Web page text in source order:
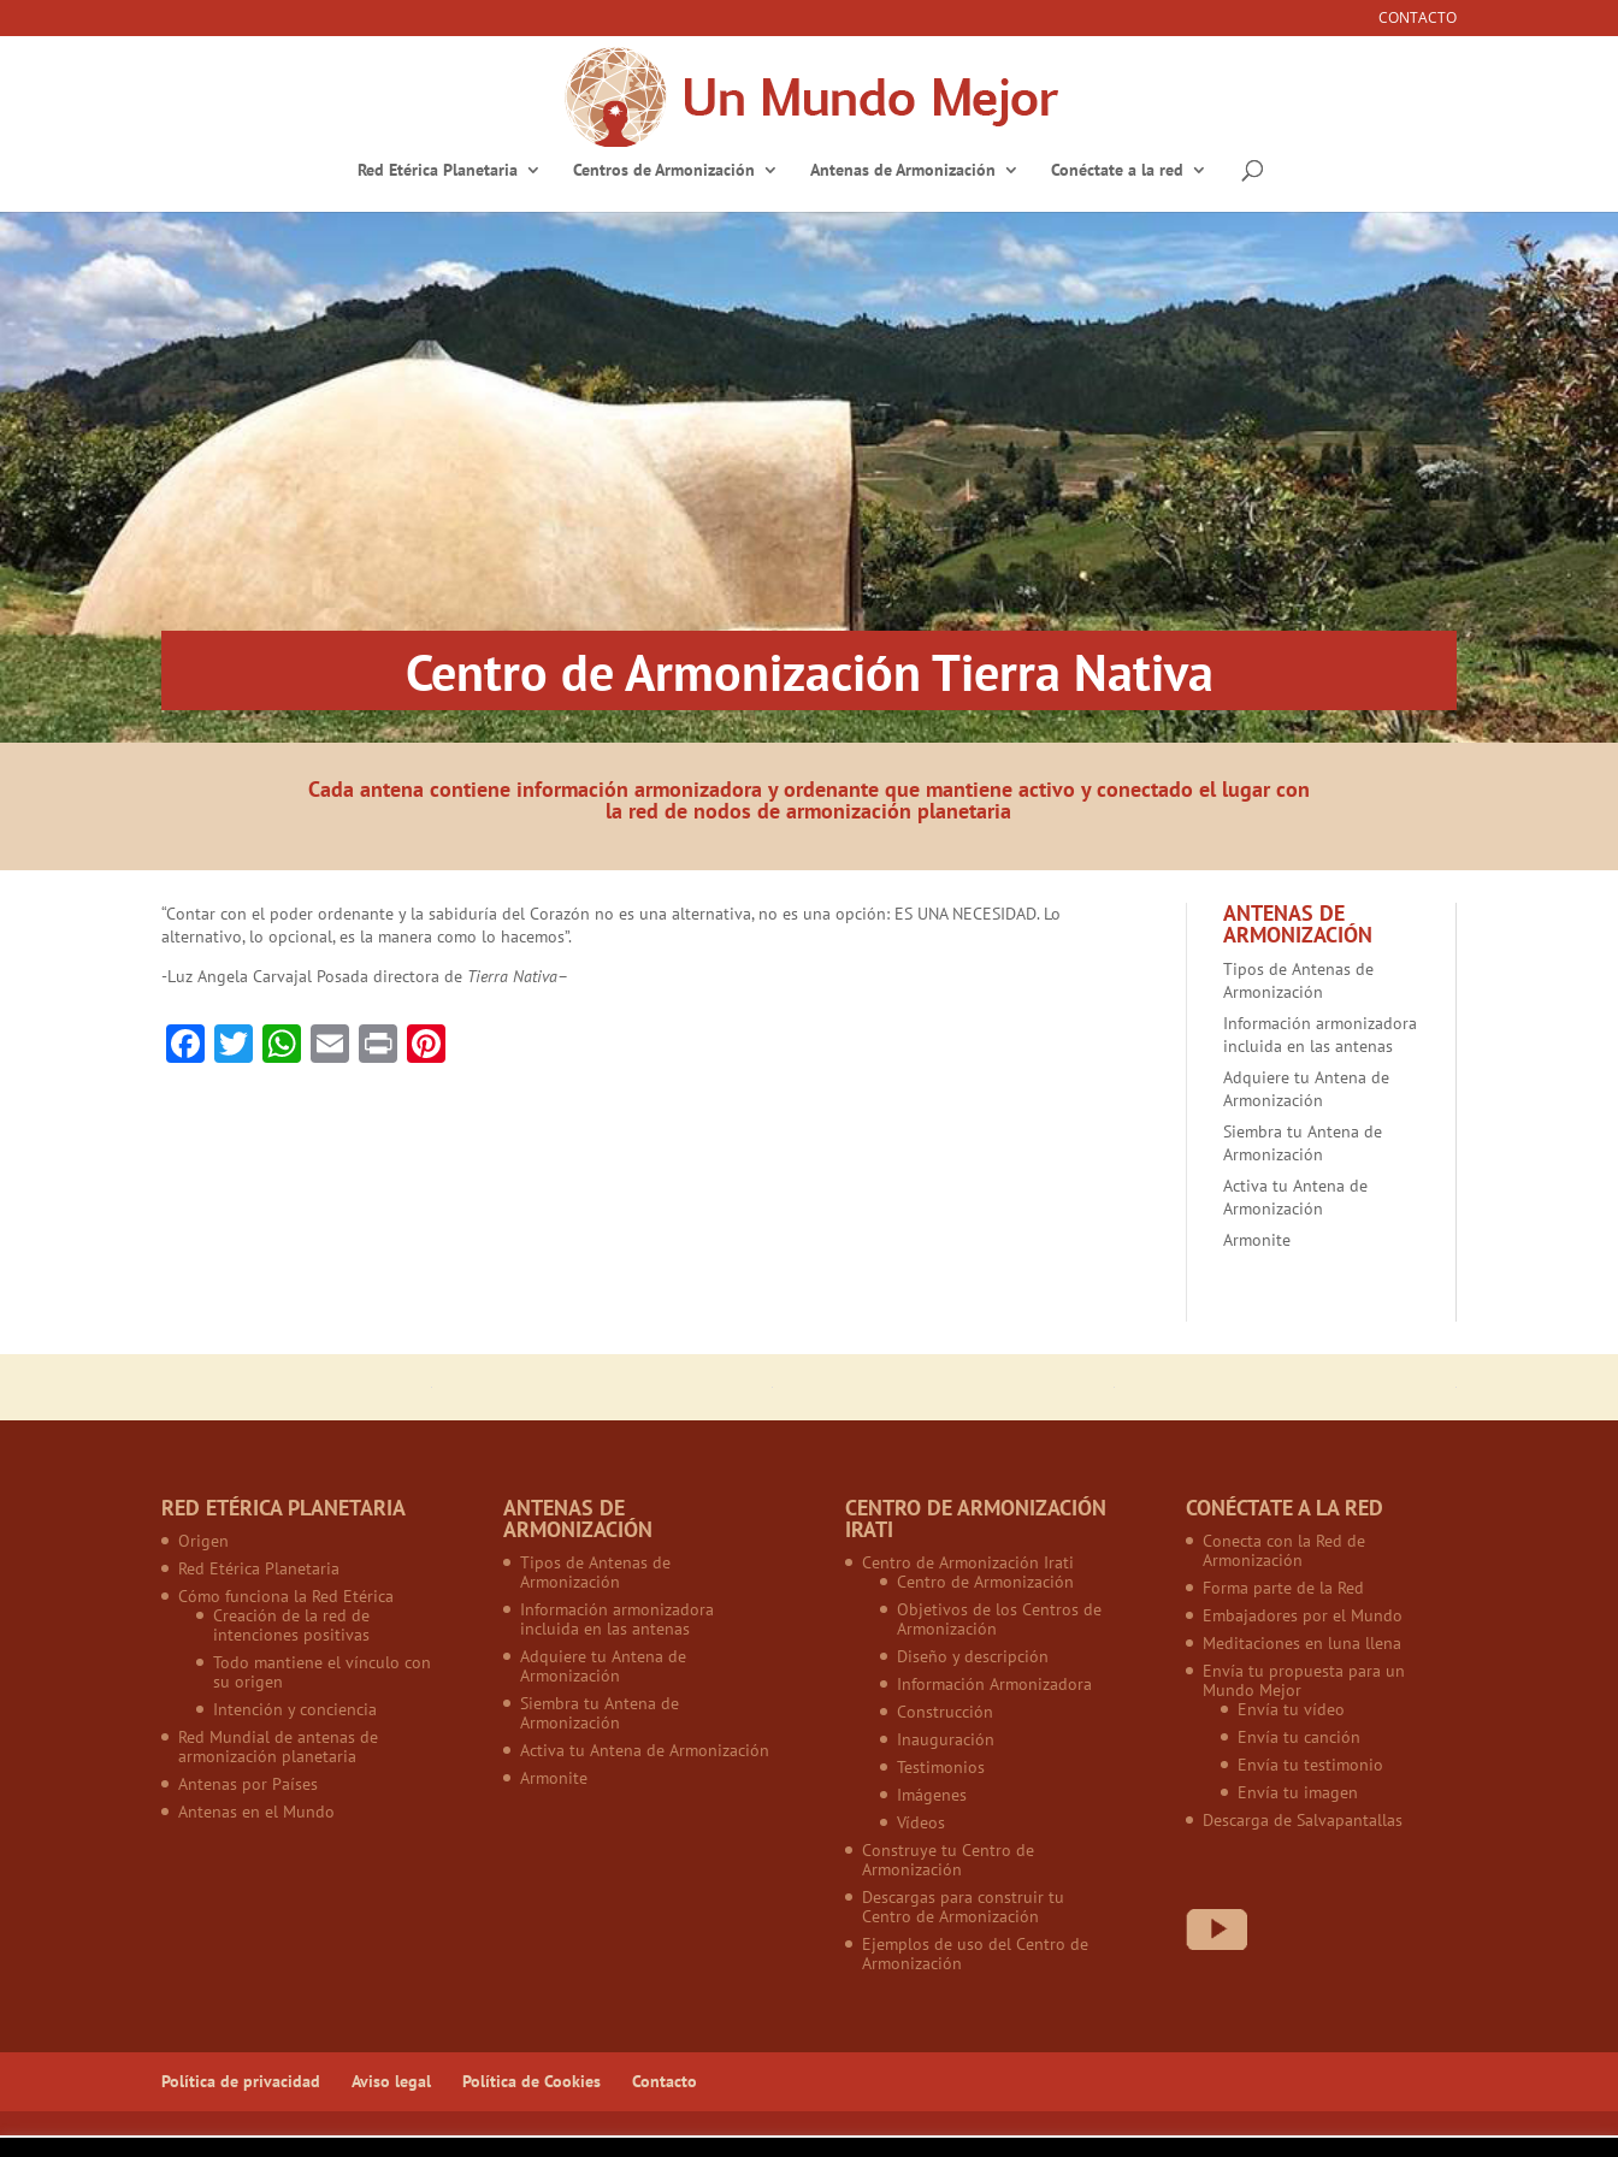
CONTACTO
Red Etérica Planetaria Centros de Armonización Antenas de Armonización Conéctate a la red
Centro de Armonización Tierra Nativa
Cada antena contiene información armonizadora y ordenante que mantiene activo y conectado el lugar con
la red de nodos de armonización planetaria
“Contar con el poder ordenante y la sabiduría del Corazón no es una alternativa, no es una opción: ES UNA NECESIDAD. Lo
alternativo, lo opcional, es la manera como lo hacemos”.
-Luz Angela Carvajal Posada directora de Tierra Nativa–
Facebook
Twitter
WhatsApp
Email
Print
ANTENAS DE
ARMONIZACIÓN
Tipos de Antenas de
Armonización
Información armonizadora
incluida en las antenas
Adquiere tu Antena de
Armonización
Siembra tu Antena de
Armonización
Activa tu Antena de
Armonización
Armonite
RED ETÉRICA PLANETARIA
Origen
Red Etérica Planetaria
Cómo funciona la Red Etérica
Creación de la red de
intenciones positivas
Todo mantiene el vínculo con
su origen
Intención y conciencia
Red Mundial de antenas de
armonización planetaria
Antenas por Países
Antenas en el Mundo
ANTENAS DE
ARMONIZACIÓN
Tipos de Antenas de
Armonización
Información armonizadora
incluida en las antenas
Adquiere tu Antena de
Armonización
Siembra tu Antena de
Armonización
Activa tu Antena de Armonización
Armonite
CENTRO DE ARMONIZACIÓN
IRATI
Centro de Armonización Irati
Centro de Armonización
Objetivos de los Centros de
Armonización
Diseño y descripción
Información Armonizadora
Construcción
Inauguración
Testimonios
Imágenes
Vídeos
Construye tu Centro de
Armonización
Descargas para construir tu
Centro de Armonización
Ejemplos de uso del Centro de
Armonización
CONÉCTATE A LA RED
Conecta con la Red de
Armonización
Forma parte de la Red
Embajadores por el Mundo
Meditaciones en luna llena
Envía tu propuesta para un
Mundo Mejor
Envía tu vídeo
Envía tu canción
Envía tu testimonio
Envía tu imagen
Descarga de Salvapantallas
Política de privacidad Aviso legal Política de Cookies Contacto